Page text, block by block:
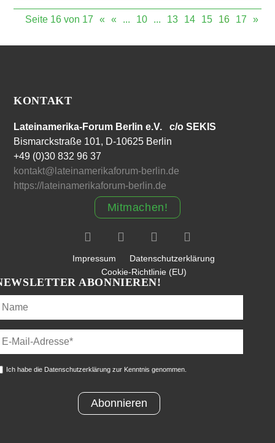
Seite 16 von 17 « « ... 10 ... 13 14 15 16 17 »
KONTAKT
Lateinamerika-Forum Berlin e.V. c/o SEKIS
Bismarckstraße 101, D-10625 Berlin
+49 (0)30 832 96 37
kontakt@lateinamerikaforum-berlin.de
https://lateinamerikaforum-berlin.de
Mitmachen!
Impressum
Datenschutzerklärung
Cookie-Richtlinie (EU)
ABONNIEREN!
Ich habe die Datenschutzerklärung zur Kenntnis genommen.